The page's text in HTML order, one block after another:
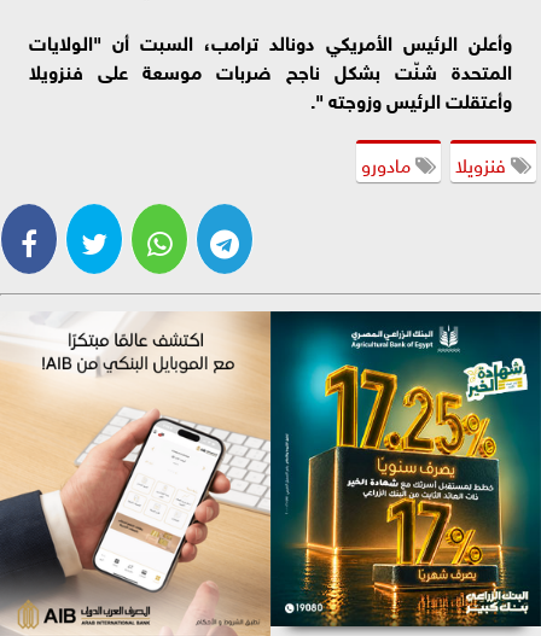
وأعلن الرئيس الأمريكي دونالد ترامب، السبت أن "الولايات
المتحدة شنّت بشكل ناجح ضربات موسعة على فنزويلا
وأعتقلت الرئيس وزوجته ".
فنزويلا مادورو